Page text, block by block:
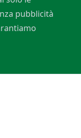
pubblicità